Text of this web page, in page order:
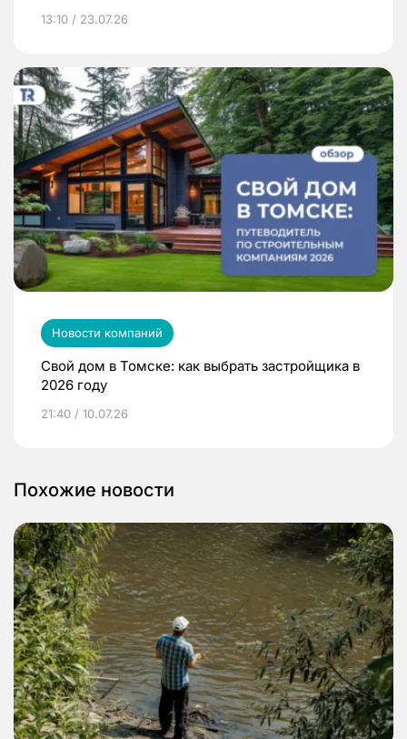
13:10 / 23.07.26
Новости компаний
Свой дом в Томске: как выбрать застройщика в
2026 году
21:40 / 10.07.26
Похожие новости